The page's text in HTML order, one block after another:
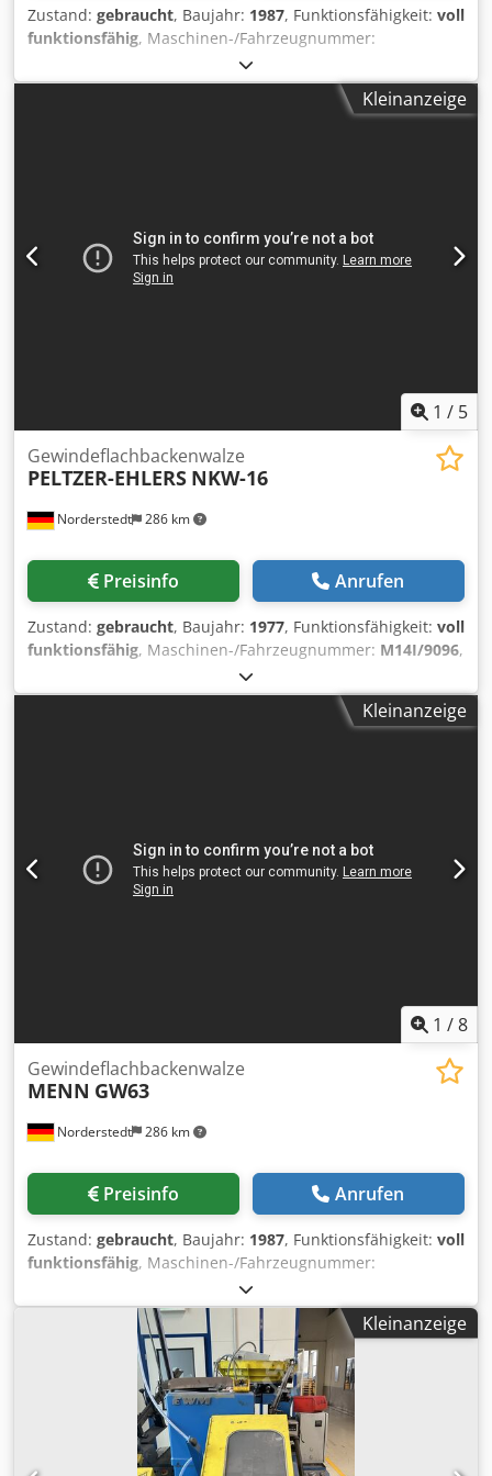
Zustand: gebraucht, Baujahr: 1987, Funktionsfähigkeit: voll
funktionsfähig, Maschinen-/Fahrzeugnummer:
, Offertennummer: M14L/8196 Maschinenart:
Gewindeflachbackenwalze Fabrikat: SASPI Djdpfxowi S Hzs
Aagokr Typ: GV3-20 Baujahr: 1987 Durchmesserbereich: 4-
Kleinanzeige
1 / 5
Norderstedt 286 km
Gewindeflachbackenwalze
PELTZER-EHLERS NKW-16
Preisinfo Anrufen
Zustand: gebraucht, Baujahr: 1977, Funktionsfähigkeit: voll
funktionsfähig, Maschinen-/Fahrzeugnummer: M14I/9096,
Offertennummer: M14I/9096 Maschinenart:
Gewindeflachbackenwalze Fabrikat: PELTZER-EHLERS
Dkedpfoyya Sgjx Aagor Typ: NKW-16 Baujahr: 1977Kleinanzeige
1 /8
Norderstedt 286 km
Gewindeflachbackenwalze
MENN GW63
Preisinfo Anrufen
Zustand: gebraucht, Baujahr: 1987, Funktionsfähigkeit: voll
funktionsfähig, Maschinen-/Fahrzeugnummer:
, Offertennummer: M14L/8631 Maschinenart:
Gewindeflachbackenwalze Info: Schwingförderer Dodpowi
Swaefx Aagekr Fabrikat: MENN Typ: GW63 Baujahr:
1987/24 Durchmesserbereich: 3-8 mm Schaftlänge unter
Kopf: 80 mm max. Gewindelänge: 58 mm Leistung -
Stück/Min: 250-480 Standort: Bei uns im Lager
Kleinanzeige